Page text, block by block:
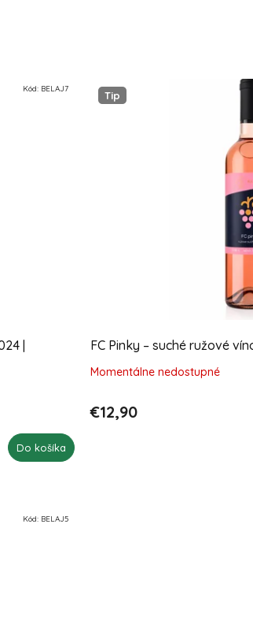
|
Do košíka
Kód: BELAJ7
Tip
FC Pinky – suché ružové
Momentálne nedostupné
€12,90
Kód: BELAJ5